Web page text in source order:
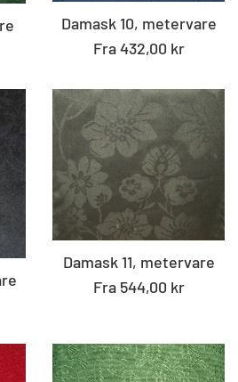
Damask 10, metervare
Fra 432,00 kr
Damask 11, metervare
Fra 544,00 kr